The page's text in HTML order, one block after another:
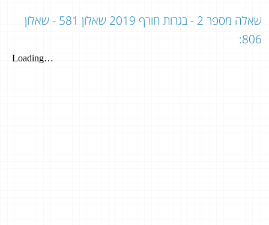
שאלה מספר 2 - בגרות חורף 2019 שאלון 581 - שאלון
806: